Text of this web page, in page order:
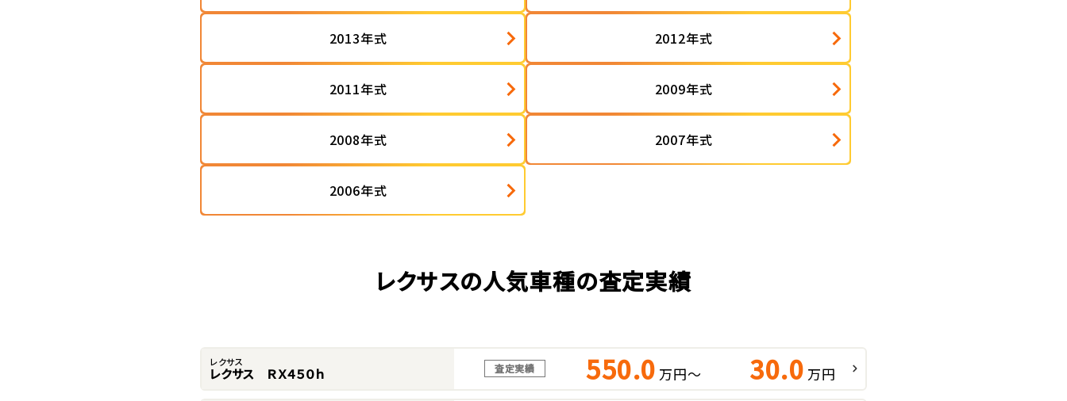
2013年式 2012年式
2011年式 2009年式
2008年式 2007年式
2006年式
レクサスの人気車種の査定実績
レクサス
レクサス ＲＸ４５０ｈ 査定実績 550.0 万円～ 30.0 万円